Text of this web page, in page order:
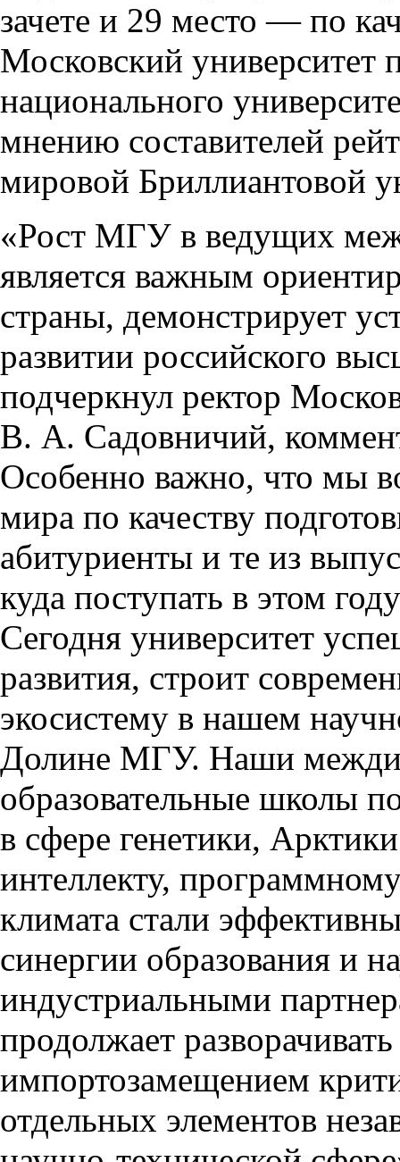
зачете и 29 место — по
Московский университет
национального
мнению составителей
мировой Бриллиантовой
«Рост МГУ в ведущих
является важным
страны, демонстрирует
развитии российского
подчеркнул ректор
В. А. Садовничий,
Особенно важно, что мы
мира по качеству
абитуриенты и те из
куда поступать в этом
Сегодня университет
развития, строит
экосистему в нашем
Долине МГУ. Наши
образовательные школы
в сфере генетики,
интеллекту,
климата стали
синергии образования и
индустриальными
продолжает
импортозамещением
отдельных элементов